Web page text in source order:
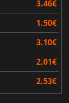
3.46€
1.50€
3.10€
2.01€
2.53€